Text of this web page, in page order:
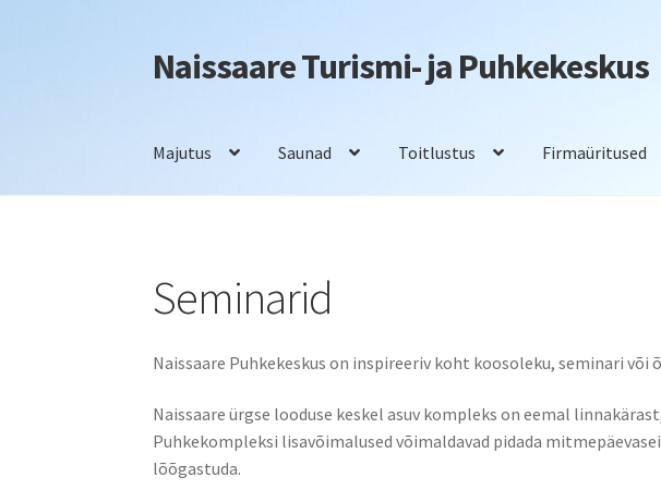
Liigu
navigeerimisele
Liigu
sisu
Naissaare Turismi- ja Puhkekeskus
Majutus Saunad Toitlustus Firmaüritused
Seminarid
Naissaare Puhkekeskus on inspireeriv koht koosoleku, seminari või
Naissaare ürgse looduse keskel asuv kompleks on eemal
Puhkekompleksi lisavõimalused võimaldavad pidada
lõõgastuda.